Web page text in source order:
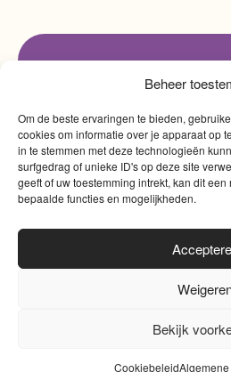
Beheer
Om de beste ervaringen te bieden,
cookies om informatie over je apparaat op
in te stemmen met deze technologieën
surfgedrag of unieke ID's op deze site
geeft of uw toestemming intrekt, kan dit
bepaalde functies en mogelijkheden.
Bekijk
Cookiebeleid
quality
time
Algemene voorwaarden|